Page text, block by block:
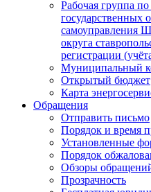
Рабочая группа
государственных
самоуправления
округа
регистрации
Муниципальный
Открытый бюджет
Карта
Обращения
Отправить письмо
Порядок и время
Установленные
Порядок
Обзоры
Прозрачность